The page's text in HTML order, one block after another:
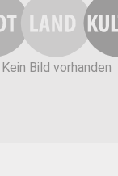
Kein Bild vorhanden